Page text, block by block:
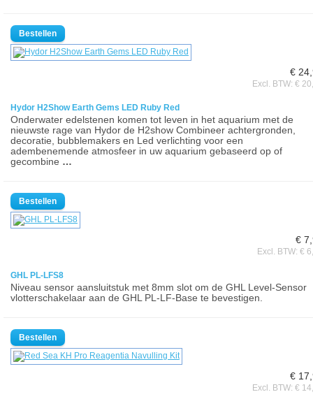
€
Excl. BTW: €
Hydor H2Show Earth Gems LED Ruby Red
Onderwater edelstenen komen tot leven in het aquarium met de
nieuwste rage van Hydor de H2show Combineer achtergronden,
decoratie, bubblemakers en Led verlichting voor een
adembenemende atmosfeer in uw aquarium gebaseerd op of
gecombine …
€
Excl. BTW: €
GHL PL-LFS8
Niveau sensor aansluitstuk met 8mm slot om de GHL Level-Sensor
vlotterschakelaar aan de GHL PL-LF-Base te bevestigen.
€
Excl. BTW: €